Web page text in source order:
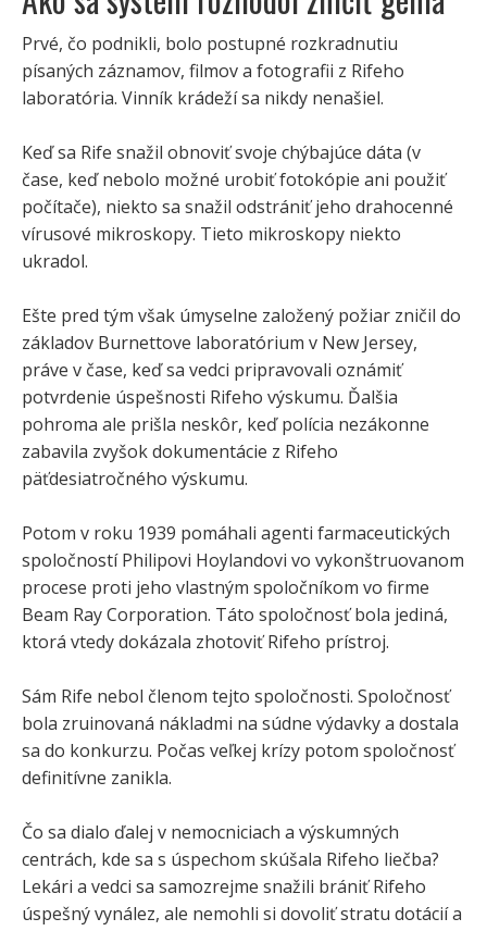
Prvé, čo podnikli, bolo postupné rozkradnutiu
písaných záznamov, filmov a fotografii z Rifeho
laboratória. Vinník krádeží sa nikdy nenašiel.
Keď sa Rife snažil obnoviť svoje chýbajúce dáta (v
čase, keď nebolo možné urobiť fotokópie ani použiť
počítače), niekto sa snažil odstrániť jeho drahocenné
vírusové mikroskopy. Tieto mikroskopy niekto
ukradol.
Ešte pred tým však úmyselne založený požiar zničil do
základov Burnettove laboratórium v ​​New Jersey,
práve v čase, keď sa vedci pripravovali oznámiť
potvrdenie úspešnosti Rifeho výskumu. Ďalšia
pohroma ale prišla neskôr, keď polícia nezákonne
zabavila zvyšok dokumentácie z Rifeho
päťdesiatročného výskumu.
Potom v roku 1939 pomáhali agenti farmaceutických
spoločností Philipovi Hoylandovi vo vykonštruovanom
procese proti jeho vlastným spoločníkom vo firme
Beam Ray Corporation. Táto spoločnosť bola jediná,
ktorá vtedy dokázala zhotoviť Rifeho prístroj.
Sám Rife nebol členom tejto spoločnosti. Spoločnosť
bola zruinovaná nákladmi na súdne výdavky a dostala
sa do konkurzu. Počas veľkej krízy potom spoločnosť
definitívne zanikla.
Čo sa dialo ďalej v nemocniciach a výskumných
centrách, kde sa s úspechom skúšala Rifeho liečba?
Lekári a vedci sa samozrejme snažili brániť Rifeho
úspešný vynález, ale nemohli si dovoliť stratu dotácií a